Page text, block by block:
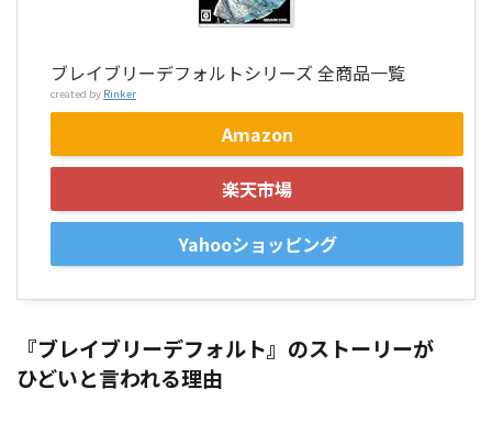
ブレイブリーデフォルトシリーズ 全商品一覧
created by Rinker
Amazon
楽天市場
Yahooショッピング
『ブレイブリーデフォルト』のストーリーが
ひどいと言われる理由